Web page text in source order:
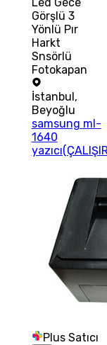
Görşlü 3
Yönlü Pır
Harkt
Snsörlü
Fotokapan
İstanbul,
Beyoğlu
samsung ml-
1640
Plus Satıcı